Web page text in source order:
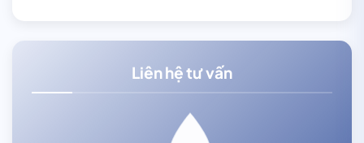
Liên hệ tư vấn